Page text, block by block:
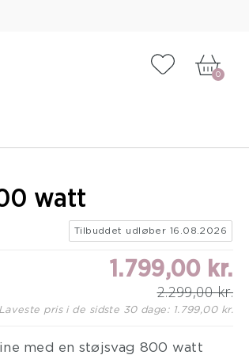
Tilføj til
0
watt
Tilbuddet udløber 16.08.2026
1.799,00 kr.
2.299,00 kr.
Laveste pris i de sidste 30 dage: 1.799,00 kr.
med en støjsvag 800 watt